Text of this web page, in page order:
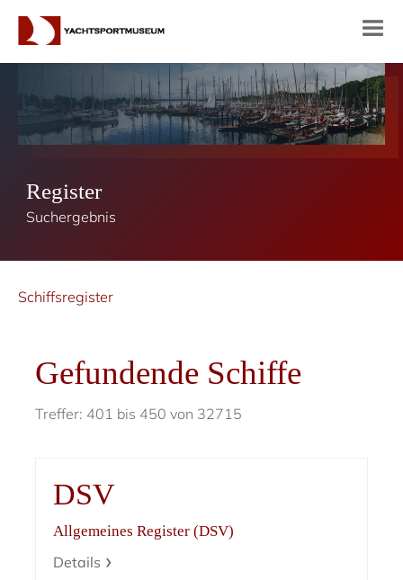
Register
Suchergebnis
Schiffsregister
Gefundende Schiffe
Treffer: 401 bis 450 von 32715
DSV
Allgemeines Register (DSV)
Details